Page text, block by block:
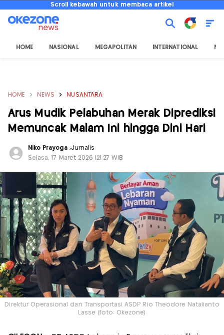
Scroll kebawah untuk membaca artikel
HOME NASIONAL MEGAPOLITAN INTERNATIONAL
HOME NEWS NUSANTARA
Arus Mudik Pelabuhan Merak Diprediksi
Memuncak Malam Ini hingga Dini Hari
Niko Prayoga ,Jurnalis
Selasa, 17 Maret 2026 |21:27 WIB
Direktur Operasional dan Transportasi ASDP Rio Theodore Natalianto
Lasse (foto: Okezone)